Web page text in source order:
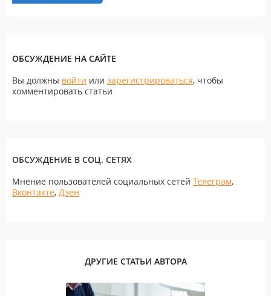
ОБСУЖДЕНИЕ НА САЙТЕ
Вы должны войти или зарегистрироваться, чтобы
комментировать статьи
ОБСУЖДЕНИЕ В СОЦ. СЕТЯХ
Мнение пользователей социальных сетей Телеграм,
Вконтакте, Дзен
ДРУГИЕ СТАТЬИ АВТОРА